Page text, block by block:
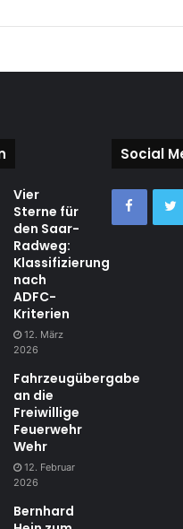
Vier
Sterne für
den Saar-
Radweg:
Klassifizierung
nach
ADFC-
Kriterien
12. März
2026
Fahrzeugübergabe
an die
Freiwillige
Feuerwehr
Wehr
12. Februar
2026
Bernhard
Social